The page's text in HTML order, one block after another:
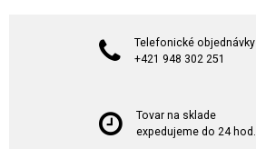
Telefonické objednávky
+421 948 302 251
Tovar na sklade
expedujeme do 24 hod.